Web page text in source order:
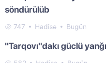
söndürülüb
747 Hadisə Bugün
"Tarqovı"dakı güclü